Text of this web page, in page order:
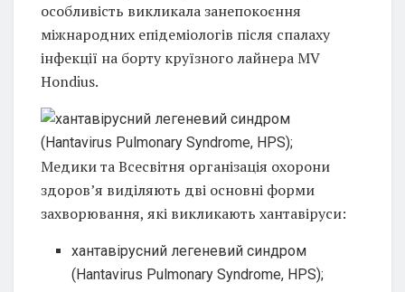
особливість викликала занепокоєння
міжнародних епідеміологів після спалаху
інфекції на борту круїзного лайнера MV
Hondius.
Медики та Всесвітня організація охорони
здоров’я виділяють дві основні форми
захворювання, які викликають хантавіруси:
хантавірусний легеневий синдром
(Hantavirus Pulmonary Syndrome, HPS);